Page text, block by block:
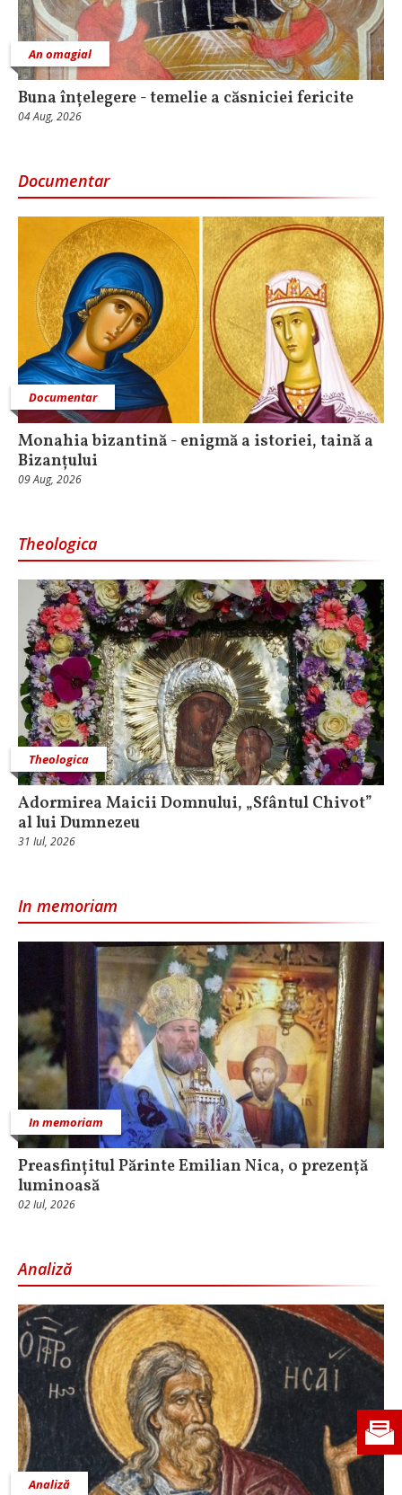
An omagial
Buna înțelegere - temelie a căsniciei fericite
04 Aug, 2026
Documentar
Documentar
Monahia bizantină - enigmă a istoriei, taină a
Bizanțului
09 Aug, 2026
Theologica
Theologica
Adormirea Maicii Domnului, „Sfântul Chivot”
al lui Dumnezeu
31 Iul, 2026
In memoriam
In memoriam
Preasfințitul Părinte Emilian Nica, o prezență
luminoasă
02 Iul, 2026
Analiză
Analiză